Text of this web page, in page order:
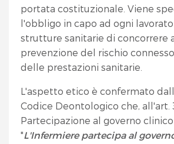
portata costituzionale. Viene
l'obbligo in capo ad ogni
strutture sanitarie di concorrere
prevenzione del rischio
delle prestazioni sanitarie.
L'aspetto etico è confermato
Codice Deontologico che, all'art.
Partecipazione al governo
"L'Infermiere partecipa al